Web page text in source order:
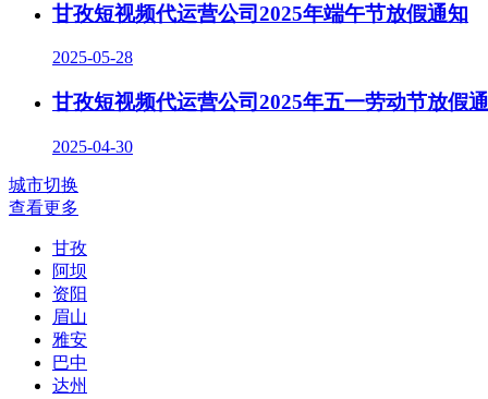
甘孜短视频代运营公司2025年端午节放假通知
2025-05-28
甘孜短视频代运营公司2025年五一劳动节放假
2025-04-30
城市切换
查看更多
甘孜
阿坝
资阳
眉山
雅安
巴中
达州